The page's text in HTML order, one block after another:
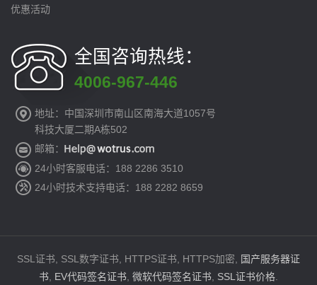
优惠活动
全国咨询热线：
4006-967-446
地址：中国深圳市南山区南海大道1057号
科技大厦二期A栋502
邮箱：
24小时客服电话：188 2286 3510
24小时技术支持电话：188 2282 8659
SSL证书, SSL数字证书, HTTPS证书, HTTPS加密,
国产服务器证
书 EV代码签名证书 微软代码签名证书 SSL证书价格